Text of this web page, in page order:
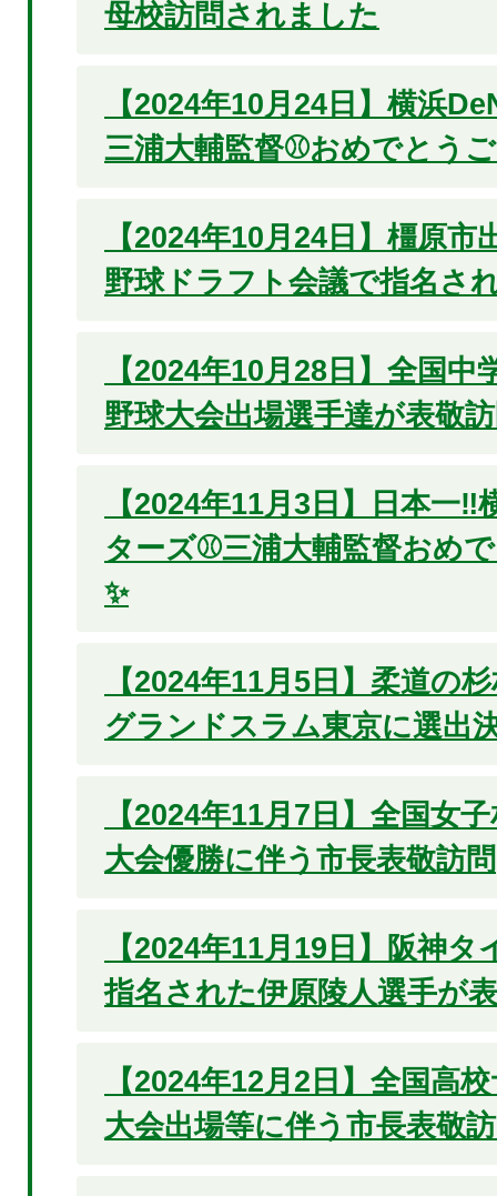
母校訪問されました
【2024年10月24日】横浜
三浦大輔監督⚾おめでとう
【2024年10月24日】橿原
野球ドラフト会議で指名さ
【2024年10月28日】全国中
野球大会出場選手達が表敬
【2024年11月3日】日本一
ターズ⚾三浦大輔監督おめ
✨
【2024年11月5日】柔道の
グランドスラム東京に選出
【2024年11月7日】全国女
大会優勝に伴う市長表敬訪問
【2024年11月19日】阪神
指名された伊原陵人選手が
【2024年12月2日】全国高
大会出場等に伴う市長表敬